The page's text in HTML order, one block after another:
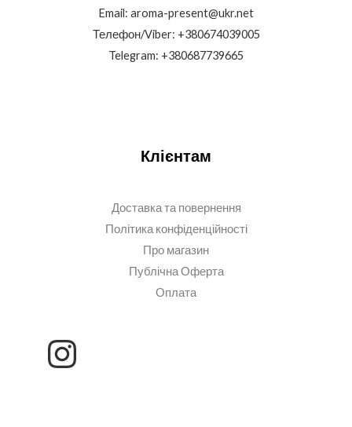
Email: aroma-present@ukr.net
Телефон/Viber: +380674039005
Telegram: +380687739665
Клієнтам
Доставка та повернення
Політика конфіденційності
Про магазин
Публічна Оферта
Оплата